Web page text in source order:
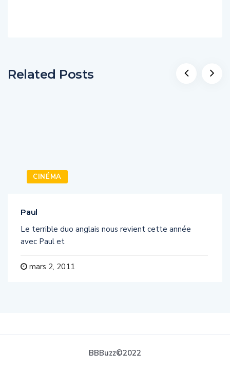
Related Posts
CINÉMA
Paul
Le terrible duo anglais nous revient cette année
avec Paul et
mars 2, 2011
BBBuzz©2022